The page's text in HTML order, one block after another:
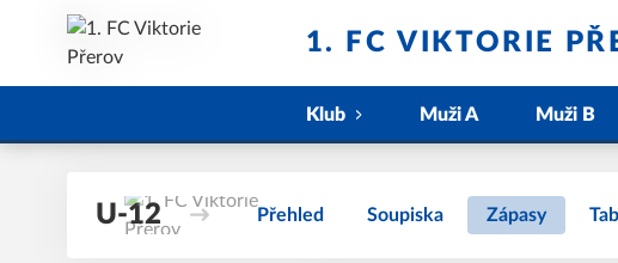
1. FC VIKTORIE
Klub Muži A Muži B
U-12 Přehled Soupiska Zápasy